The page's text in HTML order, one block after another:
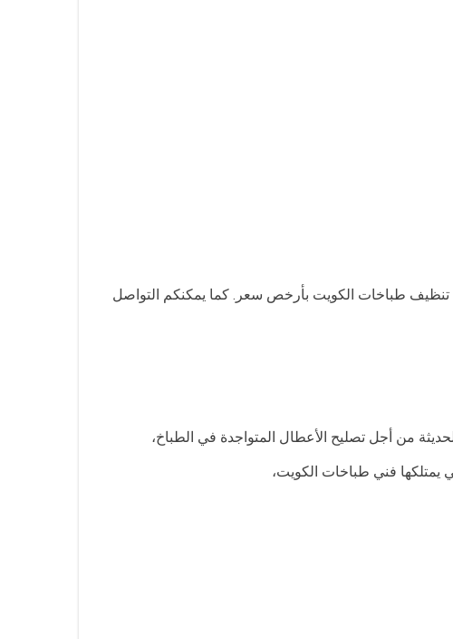
تنظيف طباخات الكويت بأرخص سعر. كما يمكنكم التواصل
من أجل تصليح الأعطال المتواجدة في الطباخ،
يمتلكها فني طباخات الكويت،